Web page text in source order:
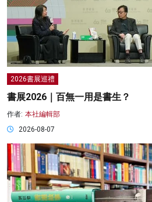
2026書展巡禮
書展2026｜百無一用是書生？
作者: 本社編輯部
2026-08-07